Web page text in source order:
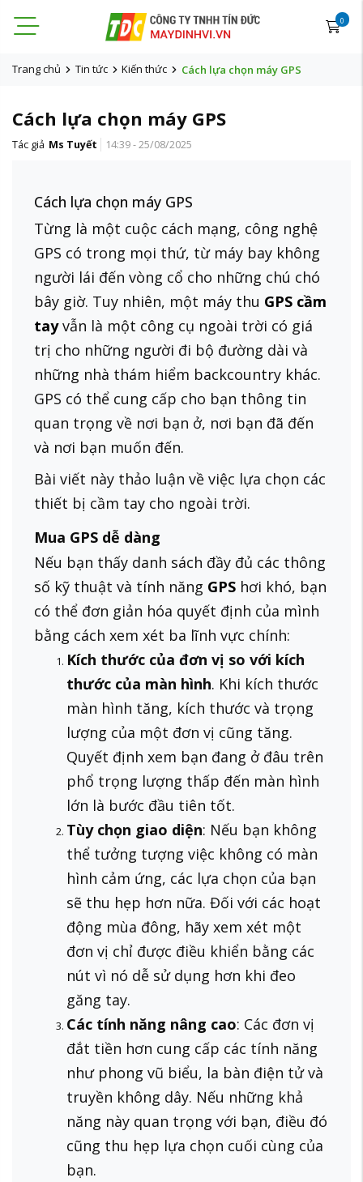
0
Trang chủ Tin tức Kiến thức Cách lựa chọn máy GPS
Cách lựa chọn máy GPS
Tác giả Ms Tuyết 14:39 - 25/08/2025
Cách lựa chọn máy GPS
Từng là một cuộc cách mạng, công nghệ
GPS có trong mọi thứ, từ máy bay không
người lái đến vòng cổ cho những chú chó
bây giờ. Tuy nhiên, một máy thu GPS cầm
tayvẫn là một công cụ ngoài trời có giá
trị cho những người đi bộ đường dài và
những nhà thám hiểm backcountry khác.
GPS có thể cung cấp cho bạn thông tin
quan trọng về nơi bạn ở, nơi bạn đã đến
và nơi bạn muốn đến.
Bài viết này thảo luận về việc lựa chọn các
thiết bị cầm tay cho ngoài trời.
Mua GPS dễ dàng
Nếu bạn thấy danh sách đầy đủ các thông
số kỹ thuật và tính năng GPS hơi khó, bạn
có thể đơn giản hóa quyết định của mình
bằng cách xem xét ba lĩnh vực chính:
Kích thước của đơn vị so với kích
thước của màn hình. Khi kích thước
màn hình tăng, kích thước và trọng
lượng của một đơn vị cũng tăng.
Quyết định xem bạn đang ở đâu trên
phổ trọng lượng thấp đến màn hình
lớn là bước đầu tiên tốt.
Tùy chọn giao diện: Nếu bạn không
thể tưởng tượng việc không có màn
hình cảm ứng, các lựa chọn của bạn
sẽ thu hẹp hơn nữa. Đối với các hoạt
động mùa đông, hãy xem xét một
đơn vị chỉ được điều khiển bằng các
nút vì nó dễ sử dụng hơn khi đeo
găng tay.
Các tính năng nâng cao: Các đơn vị
đắt tiền hơn cung cấp các tính năng
như phong vũ biểu, la bàn điện tử và
truyền không dây. Nếu những khả
năng này quan trọng với bạn, điều đó
cũng thu hẹp lựa chọn cuối cùng của
bạn.